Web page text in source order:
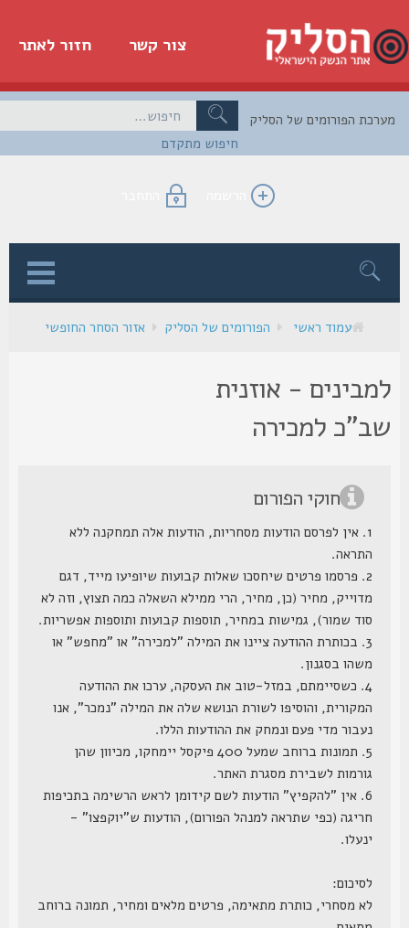
חזור לאתר צור קשר
חיפוש מתקדם
הפורומים של הסליק
הרשמה התחבר
עמוד ראשי הפורומים של הסליק אזור הסחר החופשי
- אוזנית
למכירה
חוקי הפורום
1. אין לפרסם הודעות מסחריות, הודעות אלה תמחקנה ללא
התראה.
2. פרסמו פרטים שיחסכו שאלות קבועות שיופיעו מייד, דגם
מדוייק, מחיר (כן, מחיר, הרי ממילא השאלה כמה תצוץ, וזה לא
סוד שמור), גמישות במחיר, תוספות קבועות ותוספות אפשריות.
3. בכותרת ההודעה ציינו את המילה "למכירה" או "מחפש" או
משהו בסגנון.
4. כשסיימתם, במזל-טוב את העסקה, ערכו את ההודעה
המקורית, והוסיפו לשורת הנושא שלה את המילה "נמכר", אנו
נעבור מדי פעם ונמחק את ההודעות הללו.
5. תמונות ברוחב שמעל 400 פיקסל יימחקו, מכיוון שהן
גורמות לשבירת מסגרת האתר.
6. אין "להקפיץ" הודעות לשם קידומן לראש הרשימה בתכיפות
חריגה (כפי שתראה למנהל הפורום), הודעות ש"יוקפצו" -
ינעלו.
לסיכום:
לא מסחרי, כותרת מתאימה, פרטים מלאים ומחיר, תמונה ברוחב